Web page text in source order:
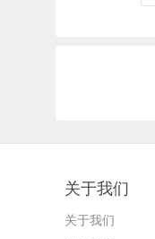
关于我们
关于我们